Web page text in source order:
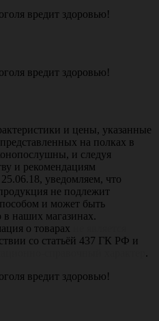
вредит здоровью!
вредит здоровью!
и цены, указанные
на полках в
и следуя
и рекомендациям
уведомляем, что
не подлежит
и может быть
в наших магазинах.
о товарах
со статьёй 437 ГК РФ и
.
вредит здоровью!